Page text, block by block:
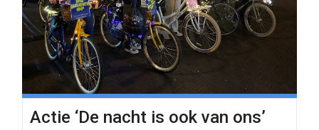
Actie ‘De nacht is ook van ons’